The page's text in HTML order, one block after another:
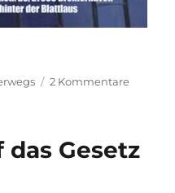
2 Kommentarezu
wir
das Gesetz